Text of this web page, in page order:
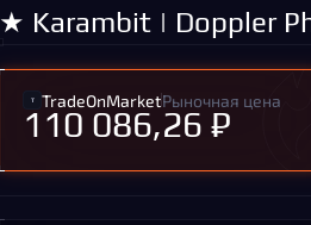
★ Karambit | Doppler
TradeOnMarketРыночная цена
110 086,26 ₽